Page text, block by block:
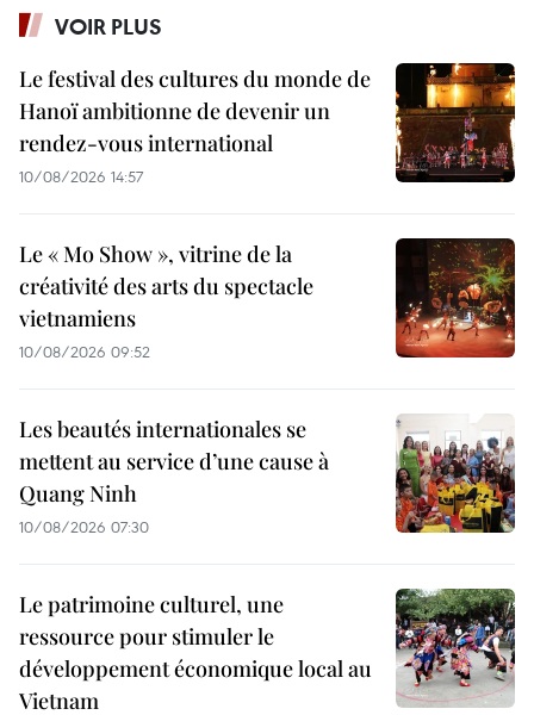
VOIR PLUS
Le festival des cultures du monde de
Hanoï ambitionne de devenir un
rendez-vous international
10/08/2026 14:57
Le « Mo Show », vitrine de la
créativité des arts du spectacle
vietnamiens
10/08/2026 09:52
Les beautés internationales se
mettent au service d’une cause à
Quang Ninh
10/08/2026 07:30
Le patrimoine culturel, une
ressource pour stimuler le
développement économique local au
Vietnam